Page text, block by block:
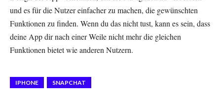
und es für die Nutzer einfacher zu machen, die gewünschten
Funktionen zu finden. Wenn du das nicht tust, kann es sein, dass
deine App dir nach einer Weile nicht mehr die gleichen
Funktionen bietet wie anderen Nutzern.
IPHONE SNAPCHAT